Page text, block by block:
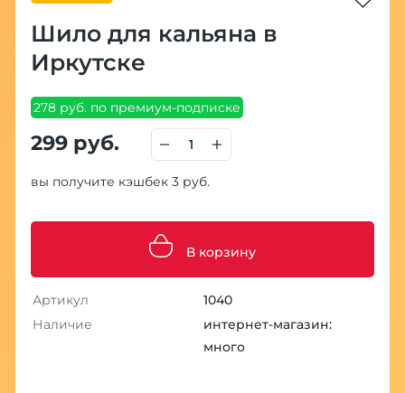
Шило для кальяна в
Иркутске
278 руб. по премиум-подписке
299 руб.
вы получите кэшбек 3 руб.
В корзину
Артикул
1040
Наличие
интернет-магазин:
много